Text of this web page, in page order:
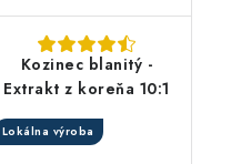
Kozinec blanitý -
Extrakt z koreňa 10:1
Lokálna výroba